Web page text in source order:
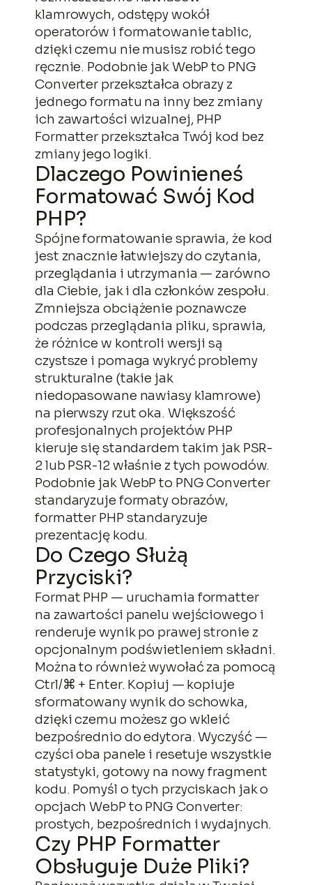
klamrowych, odstępy wokół
operatorów i formatowanie tablic,
dzięki czemu nie musisz robić tego
ręcznie. Podobnie jak WebP to PNG
Converter przekształca obrazy z
jednego formatu na inny bez zmiany
ich zawartości wizualnej, PHP
Formatter przekształca Twój kod bez
zmiany jego logiki.
Dlaczego Powinieneś
Formatować Swój Kod
PHP?
Spójne formatowanie sprawia, że kod
jest znacznie łatwiejszy do czytania,
przeglądania i utrzymania — zarówno
dla Ciebie, jak i dla członków zespołu.
Zmniejsza obciążenie poznawcze
podczas przeglądania pliku, sprawia,
że różnice w kontroli wersji są
czystsze i pomaga wykryć problemy
strukturalne (takie jak
niedopasowane nawiasy klamrowe)
na pierwszy rzut oka. Większość
profesjonalnych projektów PHP
kieruje się standardem takim jak PSR-
2 lub PSR-12 właśnie z tych powodów.
Podobnie jak WebP to PNG Converter
standaryzuje formaty obrazów,
formatter PHP standaryzuje
prezentację kodu.
Do Czego Służą
Przyciski?
Format PHP — uruchamia formatter
na zawartości panelu wejściowego i
renderuje wynik po prawej stronie z
opcjonalnym podświetleniem składni.
Można to również wywołać za pomocą
Ctrl/⌘ + Enter. Kopiuj — kopiuje
sformatowany wynik do schowka,
dzięki czemu możesz go wkleić
bezpośrednio do edytora. Wyczyść —
czyści oba panele i resetuje wszystkie
statystyki, gotowy na nowy fragment
kodu. Pomyśl o tych przyciskach jak o
opcjach WebP to PNG Converter:
prostych, bezpośrednich i wydajnych.
Czy PHP Formatter
Obsługuje Duże Pliki?